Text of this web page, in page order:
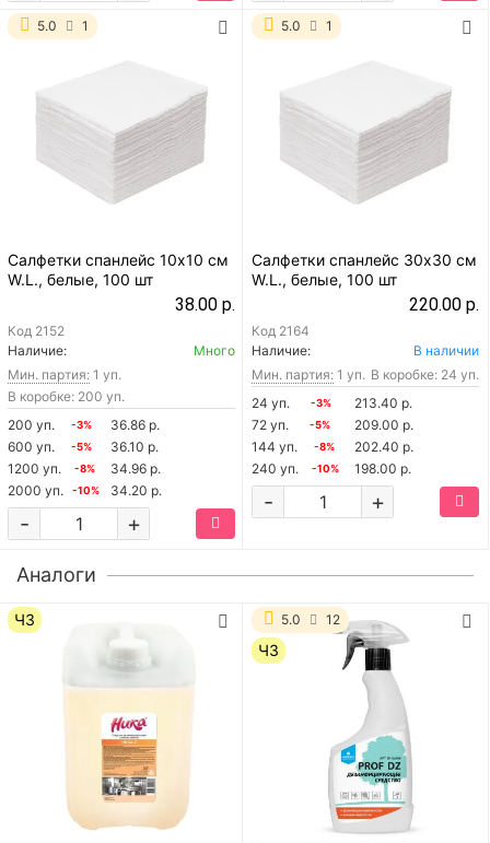
5.0 1
Салфетки спанлейс 10х10 см
W.L., белые, 100 шт
38.00 р.
Код 2152
Наличие:
Много
Мин. партия: 1 уп.
В коробке: 200 уп.
200 уп.
-3%
36.86 р.
600 уп.
-5%
36.10 р.
1200 уп.
-8%
34.96 р.
2000 уп.
-10% 34.20 р.
+
-
5.0 1
Салфетки спанлейс 30х30 см
W.L., белые, 100 шт
220.00 р.
Код 2164
Наличие:
В наличии
Мин. партия: 1 уп. В коробке: 24 уп.
24 уп.
-3%
213.40 р.
72 уп.
-5%
209.00 р.
144 уп.
-8%
202.40 р.
240 уп.
-10% 198.00 р.
+
-
Аналоги
ЧЗ 5.0 12
ЧЗ